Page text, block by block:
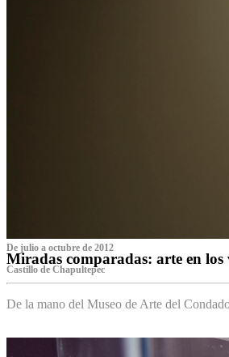
De julio a octubre de 2012
Miradas comparadas: arte en
Castillo de Chapultepec
De la mano del Museo de Arte del